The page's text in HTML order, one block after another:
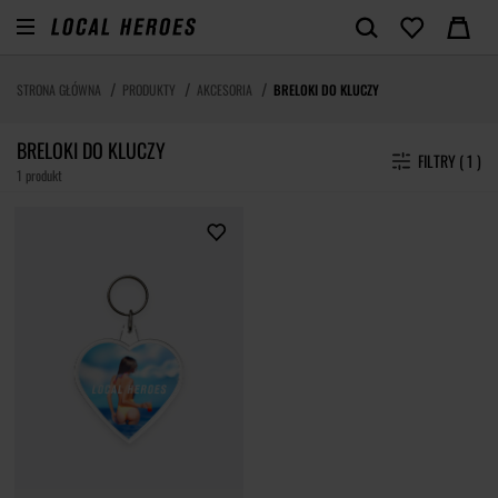
STRONA GŁÓWNA PRODUKTY AKCESORIA BRELOKI DO KLUCZY
BRELOKI DO KLUCZY
1 produkt
FILTRY ( 1 )